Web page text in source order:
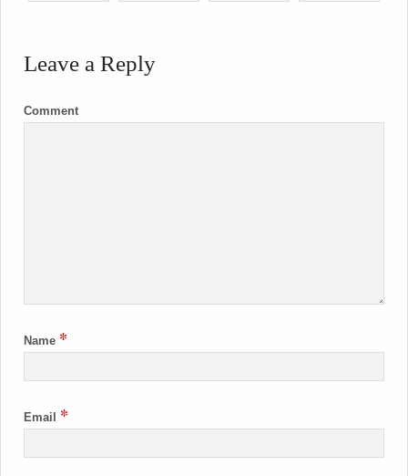
Leave a Reply
Comment
Name *
Email *